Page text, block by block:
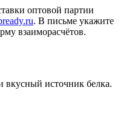
оптовой партии
. В письме укажите
взаиморасчётов.
вкусный источник белка.